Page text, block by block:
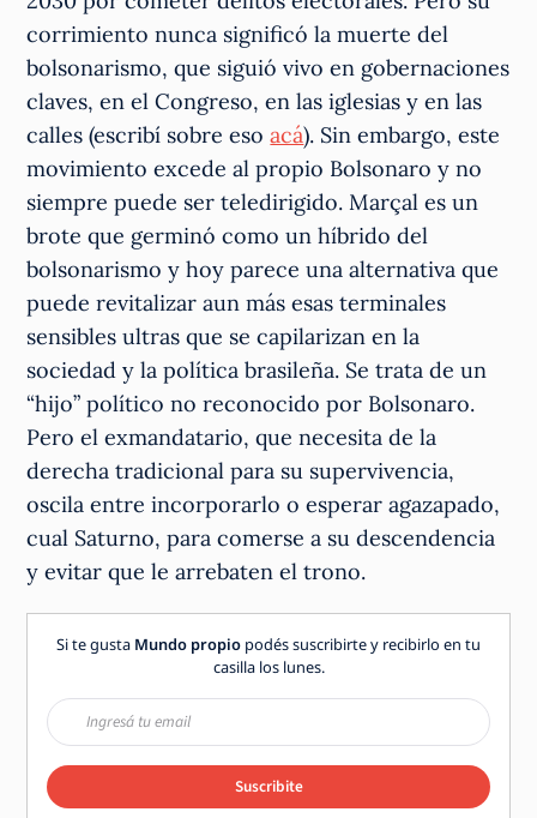
corrimiento nunca significó la muerte del
bolsonarismo, que siguió vivo en gobernaciones
claves, en el Congreso, en las iglesias y en las
calles (escribí sobre esoacá). Sin embargo, este
movimiento excede al propio Bolsonaro y no
siempre puede ser teledirigido. Marçal es un
brote que germinó como un híbrido del
bolsonarismo y hoy parece una alternativa que
puede revitalizar aun más esas terminales
sensibles ultras que se capilarizan en la
sociedad y la política brasileña. Se trata de un
“hijo” político no reconocido por Bolsonaro.
Pero el exmandatario, que necesita de la
derecha tradicional para su supervivencia,
oscila entre incorporarlo o esperar agazapado,
cual Saturno, para comerse a su descendencia
y evitar que le arrebaten el trono.
Si te gusta Mundo propio podés suscribirte y recibirlo en tu
casilla los lunes.
Suscribite